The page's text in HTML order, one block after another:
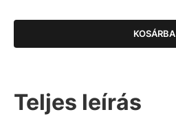
KOSÁRBA
Teljes leírás